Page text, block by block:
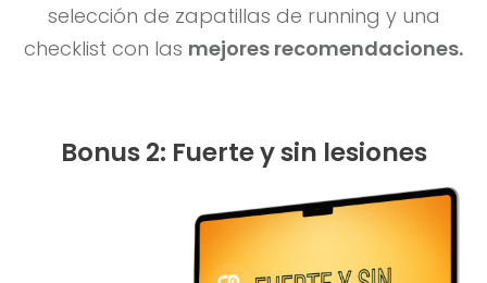
selección de zapatillas de running y una
checklist con las mejores recomendaciones.
Bonus 2: Fuerte y sin lesiones